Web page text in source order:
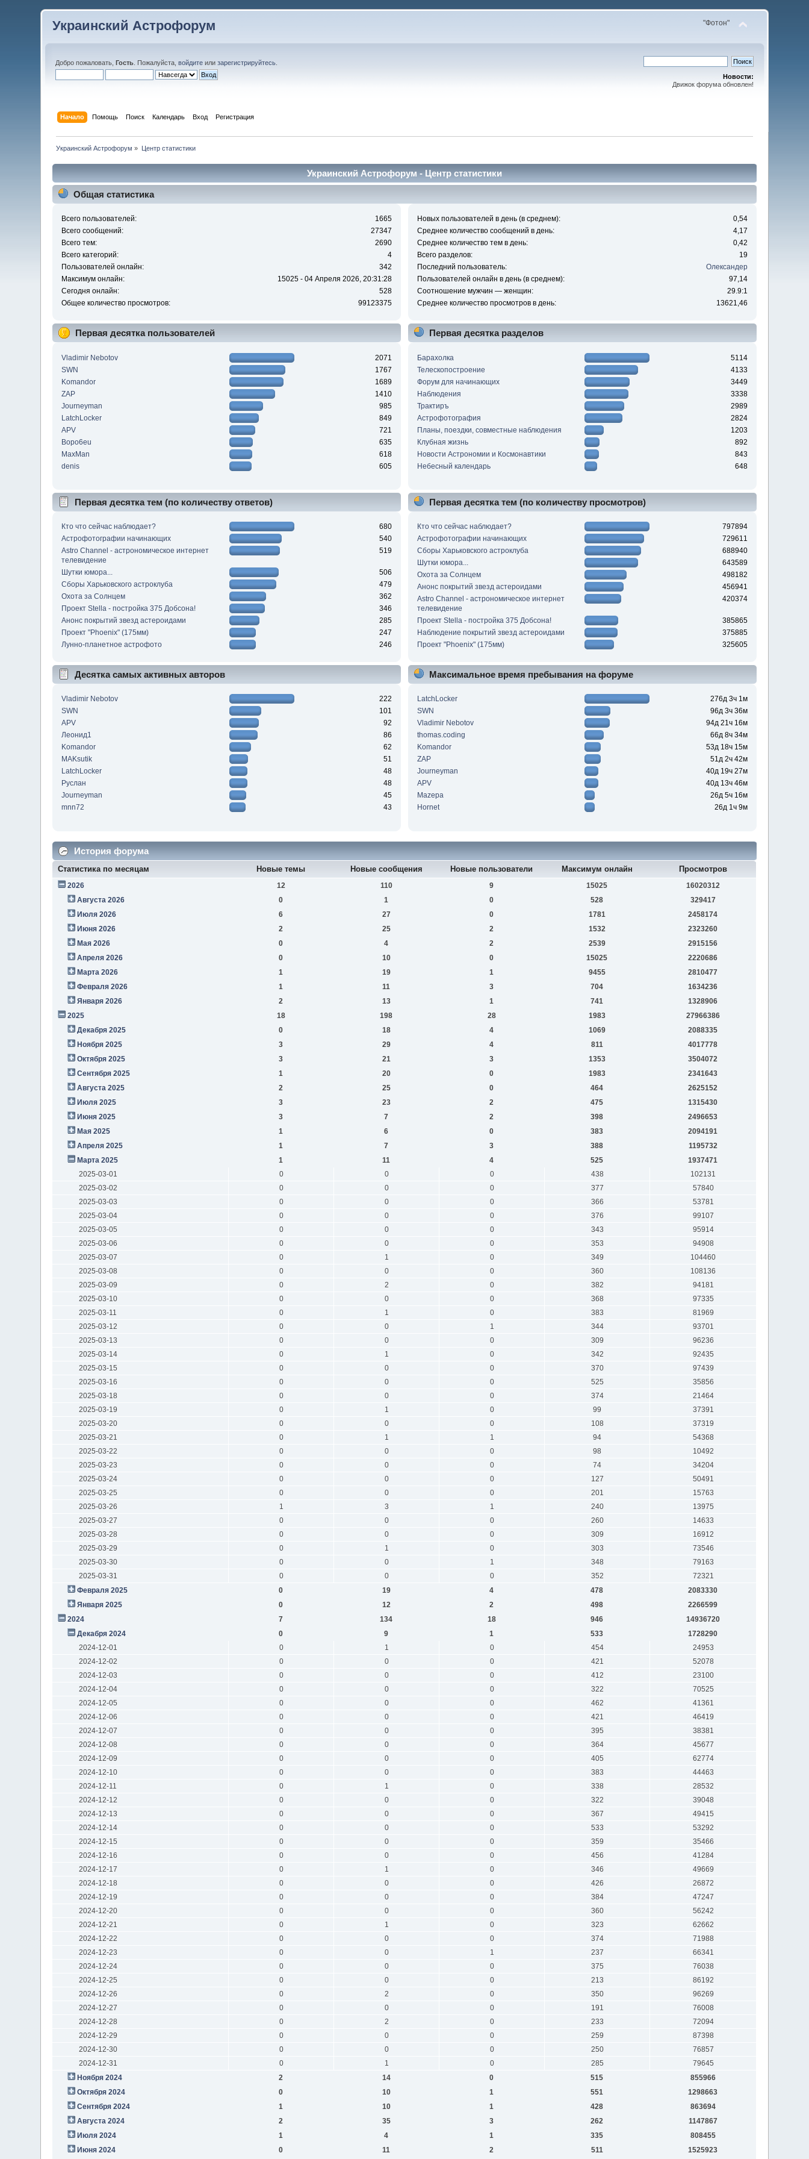
Украинский Астрофорум "Фотон"
Добро пожаловать,Гость . Пожалуйста,войдите илизарегистрируйтесь
Новости:
Движок форума обновлен!
Начало Помощь Поиск Календарь Вход Регистрация
Украинский Астрофорум » Центр статистики
Украинский Астрофорум - Центр статистики
Общая статистика
Всего пользователей:
1665
Всего сообщений:
27347
Всего тем:
2690
Всего категорий:
4
Пользователей онлайн:
342
Максимум онлайн:
15025 - 04 Апреля 2026, 20:31:28
Сегодня онлайн:
528
Общее количество просмотров:
99123375
Новых пользователей в день (в среднем):
0,54
Среднее количество сообщений в день:
4,17
Среднее количество тем в день:
0,42
Всего разделов:
19
Последний пользователь:
Олександер
Пользователей онлайн в день (в среднем):
97,14
Соотношение мужчин — женщин:
29.9:1
Среднее количество просмотров в день:
13621,46
Первая десятка пользователей
Vladimir Nebotov
2071
SWN
1767
Komandor
1689
ZAP
1410
Journeyman
985
LatchLocker
849
APV
721
Bopo6eu
635
MaxMan
618
denis
605
Первая десятка разделов
Барахолка
5114
Телескопостроение
4133
Форум для начинающих
3449
Наблюдения
3338
Трактиръ
2989
Астрофотография
2824
Планы, поездки, совместные наблюдения
1203
Клубная жизнь
892
Новости Астрономии и Космонавтики
843
Небесный календарь
648
Первая десятка тем (по количеству ответов)
Кто что сейчас наблюдает?
680
Астрофотографии начинающих
540
Astro Channel - астрономическое интернет
телевидение
519
Шутки юмора...
506
Сборы Харьковского астроклуба
479
Охота за Солнцем
362
Проект Stella - постройка 375 Добсона!
346
Анонс покрытий звезд астероидами
285
Проект "Phoenix" (175мм)
247
Лунно-планетное астрофото
246
Первая десятка тем (по количеству просмотров)
Кто что сейчас наблюдает?
797894
Астрофотографии начинающих
729611
Сборы Харьковского астроклуба
688940
Шутки юмора...
643589
Охота за Солнцем
498182
Анонс покрытий звезд астероидами
456941
Astro Channel - астрономическое интернет
телевидение
420374
Проект Stella - постройка 375 Добсона!
385865
Наблюдение покрытий звезд астероидами
375885
Проект "Phoenix" (175мм)
325605
Десятка самых активных авторов
Vladimir Nebotov
222
SWN
101
APV
92
Леонид1
86
Komandor
62
MAKsutik
51
LatchLocker
48
Руслан
48
Journeyman
45
mnn72
43
Максимальное время пребывания на форуме
LatchLocker
276д 3ч 1м
SWN
96д 3ч 36м
Vladimir Nebotov
94д 21ч 16м
thomas.coding
66д 8ч 34м
Komandor
53д 18ч 15м
ZAP
51д 2ч 42м
Journeyman
40д 19ч 27м
APV
40д 13ч 46м
Mazepa
26д 5ч 16м
Hornet
26д 1ч 9м
История форума
Статистика по месяцам Новые темы Новые сообщения Новые пользователи Максимум онлайн Просмотров
2026 12 110 9 15025
16020312
Августа 2026
0 1 0 528
329417
Июля 2026
6 27 0 1781
2458174
Июня 2026
2 25 2 1532
2323260
Мая 2026
0 4 2 2539
2915156
Апреля 2026
0 10 0 15025
2220686
Марта 2026
1 19 1 9455
2810477
Февраля 2026
1 11 3 704
1634236
Января 2026
2 13 1 741
1328906
2025
18 198 28 1983
27966386
Декабря 2025
0 18 4 1069
2088335
Ноября 2025
3 29 4 811
4017778
Октября 2025
3 21 3 1353
3504072
Сентября 2025
1 20 0 1983
2341643
Августа 2025
2 25 0 464
2625152
Июля 2025
3 23 2 475
1315430
Июня 2025
3 7 2 398
2496653
Мая 2025
1 6 0 383
2094191
Апреля 2025
1 7 3 388
1195732
Марта 2025
1 11 4 525
1937471
2025-03-01
0 0 0 438
102131
2025-03-02
0 0 0 377
57840
2025-03-03
0 0 0 366
53781
2025-03-04
0 0 0 376
99107
2025-03-05
0 0 0 343
95914
2025-03-06
0 0 0 353
94908
2025-03-07
0 1 0 349
104460
2025-03-08
0 0 0 360
108136
2025-03-09
0 2 0 382
94181
2025-03-10
0 0 0 368
97335
2025-03-11
0 1 0 383
81969
2025-03-12
0 0 1 344
93701
2025-03-13
0 0 0 309
96236
2025-03-14
0 1 0 342
92435
2025-03-15
0 0 0 370
97439
2025-03-16
0 0 0 525
35856
2025-03-18
0 0 0 374
21464
2025-03-19
0 1 0 99
37391
2025-03-20
0 0 0 108
37319
2025-03-21
0 1 1 94
54368
2025-03-22
0 0 0 98
10492
2025-03-23
0 0 0 74
34204
2025-03-24
0 0 0 127
50491
2025-03-25
0 0 0 201
15763
2025-03-26
1 3 1 240
13975
2025-03-27
0 0 0 260
14633
2025-03-28
0 0 0 309
16912
2025-03-29
0 1 0 303
73546
2025-03-30
0 0 1 348
79163
2025-03-31
0 0 0 352
72321
Февраля 2025
0 19 4 478
2083330
Января 2025
0 12 2 498
2266599
2024
7 134 18 946
14936720
Декабря 2024
0 9 1 533
1728290
2024-12-01
0 1 0 454
24953
2024-12-02
0 0 0 421
52078
2024-12-03
0 0 0 412
23100
2024-12-04
0 0 0 322
70525
2024-12-05
0 0 0 462
41361
2024-12-06
0 0 0 421
46419
2024-12-07
0 0 0 395
38381
2024-12-08
0 0 0 364
45677
2024-12-09
0 0 0 405
62774
2024-12-10
0 0 0 383
44463
2024-12-11
0 1 0 338
28532
2024-12-12
0 0 0 322
39048
2024-12-13
0 0 0 367
49415
2024-12-14
0 0 0 533
53292
2024-12-15
0 0 0 359
35466
2024-12-16
0 0 0 456
41284
2024-12-17
0 1 0 346
49669
2024-12-18
0 0 0 426
26872
2024-12-19
0 0 0 384
47247
2024-12-20
0 0 0 360
56242
2024-12-21
0 1 0 323
62662
2024-12-22
0 0 0 374
71988
2024-12-23
0 0 1 237
66341
2024-12-24
0 0 0 375
76038
2024-12-25
0 0 0 213
86192
2024-12-26
0 2 0 350
96269
2024-12-27
0 0 0 191
76008
2024-12-28
0 2 0 233
72094
2024-12-29
0 0 0 259
87398
2024-12-30
0 0 0 250
76857
2024-12-31
0 1 0 285
79645
Ноября 2024
2 14 0 515
855966
Октября 2024
0 10 1 551
1298663
Сентября 2024
1 10 1 428
863694
Августа 2024
2 35 3 262
1147867
Июля 2024
1 4 1 335
808455
Июня 2024
0 11 2 511 1525923